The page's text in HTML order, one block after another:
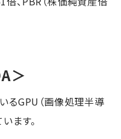
＞
るGPU（画像処理半導
ます。